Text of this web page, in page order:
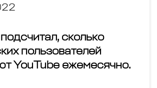
сколько
пользователей
YouTube ежемесячно.